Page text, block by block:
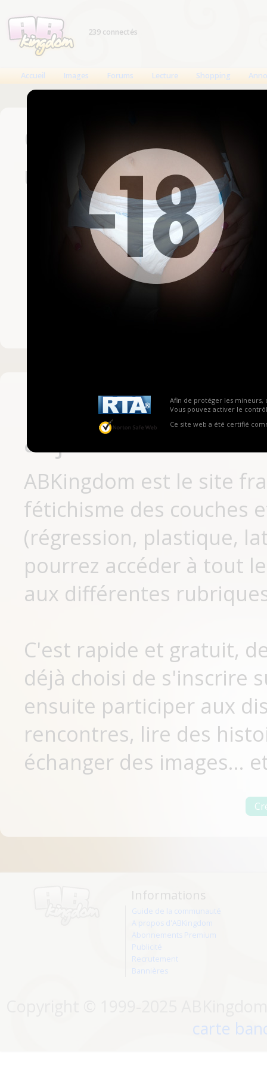
Afin de protéger les mineurs,
Vous pouvez activer le
Ce site web a été certifié
239 connectés
Accueil Images Forums Lecture Shopping
Connexion
Un compte est
Nom d'utilisateur
Mot de passe
Pas encore
aujourd'hui
ABKingdom est le site
fétichisme des couches
(régression, plastique,
pourrez accéder à tout
aux différentes
C'est rapide et gratuit,
déjà choisi de s'inscrire
ensuite participer aux
rencontres, lire des
échanger des images...
Informations
Guide de la communauté
A propos d'ABKingdom
Abonnements Premium
Publicité
Recrutement
Bannières
carte